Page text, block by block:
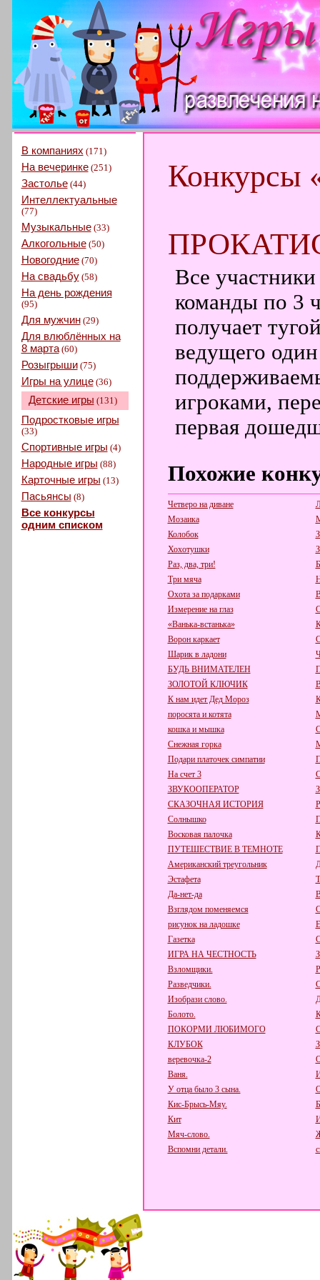
В компаниях (171)
На вечеринке(251)
Застолье(44)
Интеллектуальные
(77)
Музыкальные(33)
Алкогольные(50)
Новогодние(70)
На свадьбу(58)
На день рождения
(95)
Для мужчин(29)
Для влюблённых на
8 марта(60)
Розыгрыши(75)
Игры на улице(36)
Детские игры (131)
Подростковые игры
(33)
Спортивные игры (4)
Народные игры (88)
Карточные игры (13)
Пасьянсы (8)
Все конкурсы
одним списком
Конкурсы
Все
команды по 3
получает
ведущего
игроками,
первая
Похожие
Четверо на диване
Мозаика
Колобок
Хохотушки
Раз, два, три!
Три мяча
Охота за подарками
Измерение на глаз
«Ванька-встанька»
Ворон каркает
Шарик в ладони
БУДЬ ВНИМАТЕЛЕН
ЗОЛОТОЙ КЛЮЧИК
К нам идет Дед Мороз
поросята и котята
кошка и мышка
Снежная горка
Подари платочек симпатии
На счет 3
ЗВУКООПЕРАТОР
СКАЗОЧНАЯ ИСТОРИЯ
Солнышко
Восковая палочка
ПУТЕШЕСТВИЕ В ТЕМНОТЕ
Американский треугольник
Эстафета
Да-нет-да
Взглядом поменяемся
рисунок на ладошке
Газетка
ИГРА НА ЧЕСТНОСТЬ
Взломщики.
Разведчики.
Изобрази слово.
Болото.
ПОКОРМИ ЛЮБИМОГО
КЛУБОК
веревочка-2
Ваня.
У отца было 3 сына.
Кис-Брысь-Мяу.
Кит
Мяч-слово.
Вспомни детали.